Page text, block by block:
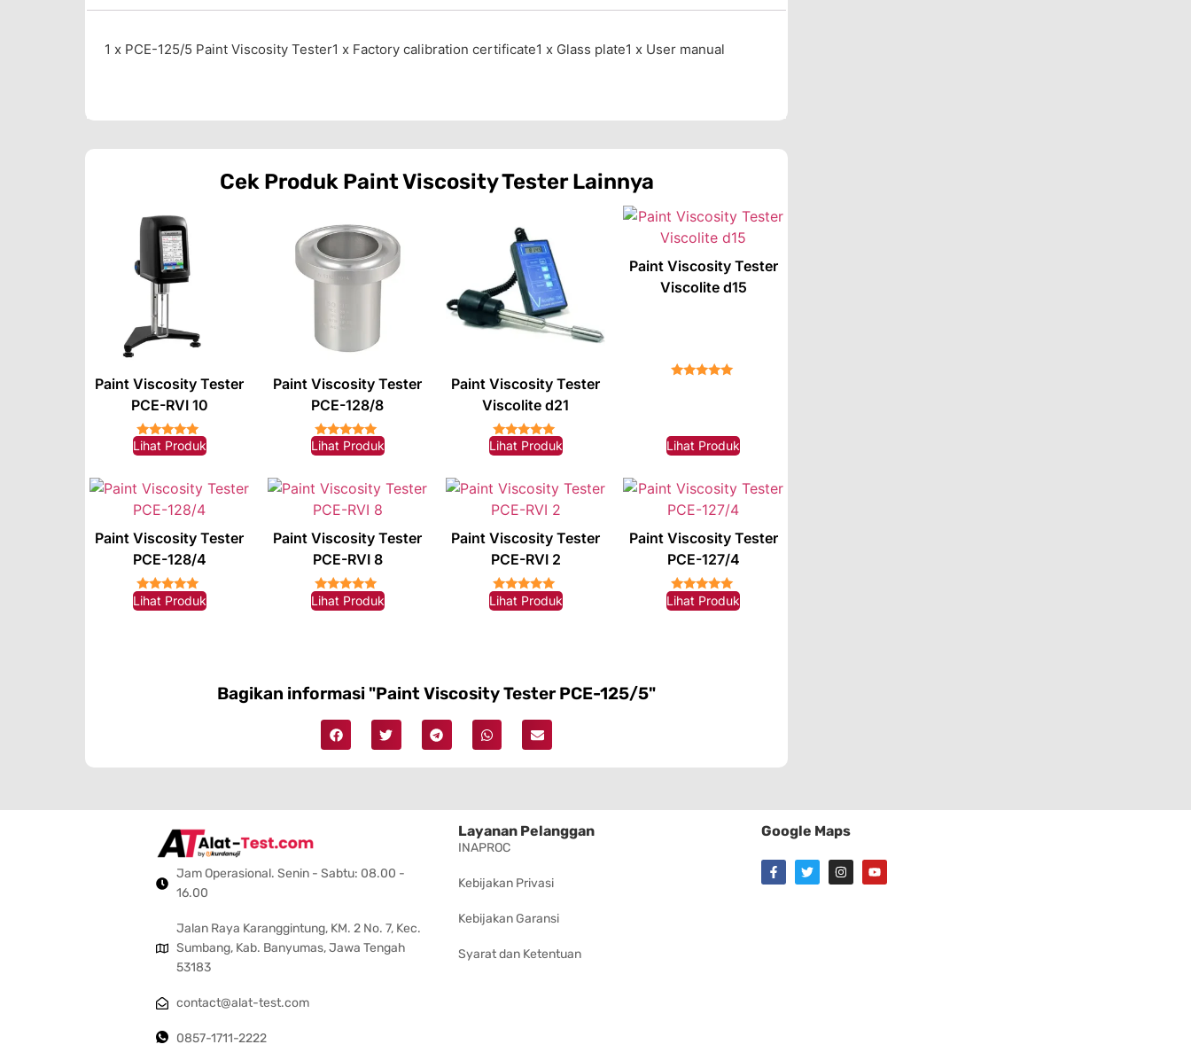
1 x PCE-125/5 Paint Viscosity Tester1 x Factory calibration certificate1 x Glass plate1 x User manual
Cek Produk Paint Viscosity TesterLainnya
Paint Viscosity Tester
PCE-RVI 10
★★★★★
Lihat Produk
Paint Viscosity Tester
PCE-128/8
★★★★★
Lihat Produk
Paint Viscosity Tester
Viscolite d21
★★★★★
Lihat Produk
Paint Viscosity Tester
Viscolite d15
Lihat Produk
Paint Viscosity Tester
PCE-128/4
★★★★★
Lihat Produk
Paint Viscosity Tester
PCE-RVI 8
★★★★★
Lihat Produk
Paint Viscosity Tester
PCE-RVI 2
★★★★★
Lihat Produk
Paint Viscosity Tester
PCE-127/4
★★★★★
Lihat Produk
Bagikan informasi "Paint Viscosity Tester PCE-125/5"
Jam Operasional. Senin - Sabtu: 08.00 -
16.00
Jalan Raya Karanggintung, KM. 2 No. 7, Kec.
Sumbang, Kab. Banyumas, Jawa Tengah
53183
contact@alat-test.com
0857-1711-2222
Layanan Pelanggan
INAPROC
Kebijakan Privasi
Kebijakan Garansi
Syarat dan Ketentuan
Google Maps